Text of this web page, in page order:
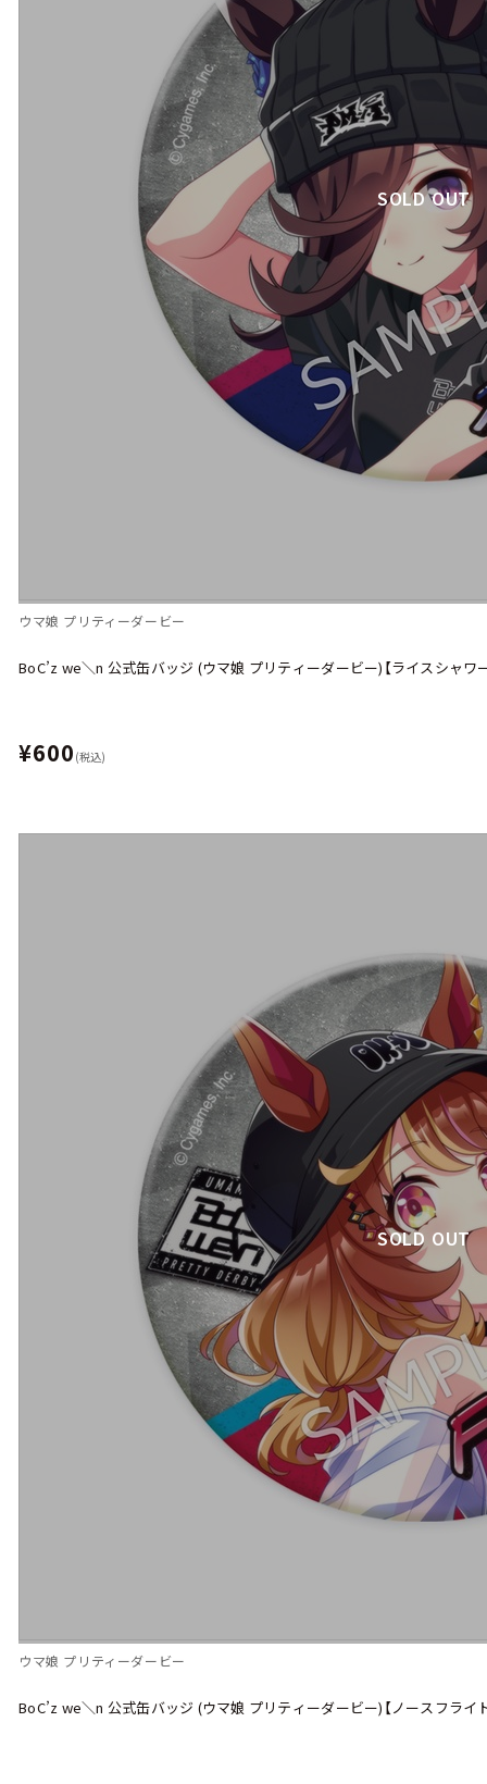
SOLD OUT
ウマ娘 プリティーダービー
BoC’z we＼n 公式缶バッジ (ウマ娘 プリティーダービー)【ライスシャワ
¥600 (税込)
SOLD OUT
ウマ娘 プリティーダービー
BoC’z we＼n 公式缶バッジ (ウマ娘 プリティーダービー)【ノースフライ